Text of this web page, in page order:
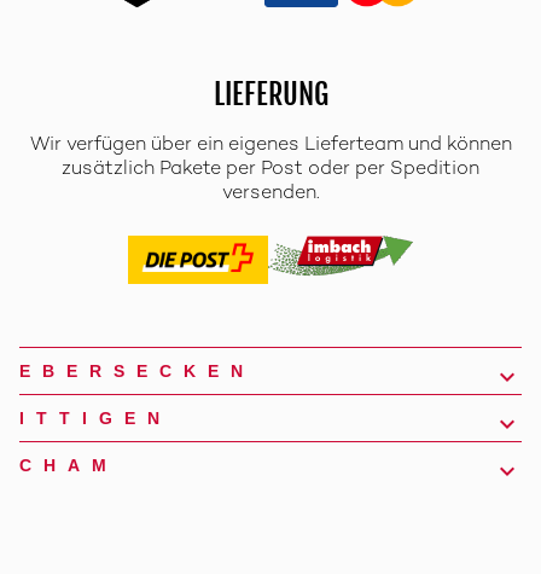
LIEFERUNG
Wir verfügen über ein eigenes Lieferteam und können
zusätzlich Pakete per Post oder per Spedition
versenden.
EBERSECKEN
ITTIGEN
CHAM